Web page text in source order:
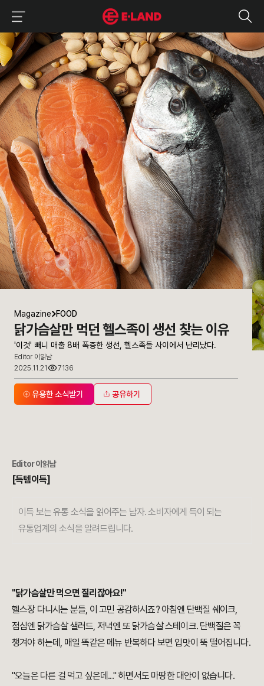
'이것' 빼니 매출 8배 폭증한 생선, 헬스족들 사이에서 난리났다.
매거진 상세보기
Magazine FOOD
닭가슴살만 먹던 헬스족이 생선 찾는 이유
'이것' 빼니 매출 8배 폭증한 생선, 헬스족들 사이에서 난리났다.
Editor 이읽남
2025.11.21
7136
유용한 소식받기 공유하기
Editor 이읽남
[득템이득]
이득 보는 유통 소식을 읽어주는 남자. 소비자에게 득이 되는
유통업계의 소식을 알려드립니다.
"닭가슴살만 먹으면 질리잖아요!"
헬스장 다니시는 분들, 이 고민 공감하시죠? 아침엔 단백질 쉐이크,
점심엔 닭가슴살 샐러드, 저녁엔 또 닭가슴살 스테이크. 단백질은 꼭
챙겨야 하는데, 매일 똑같은 메뉴 반복하다 보면 입맛이 뚝 떨어집니다.
"오늘은 다른 걸 먹고 싶은데..." 하면서도 마땅한 대안이 없습니다.